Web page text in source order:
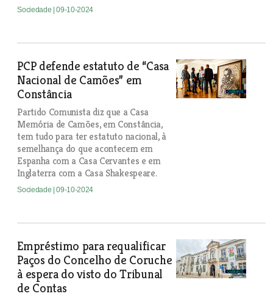
Sociedade | 09-10-2024
PCP defende estatuto de “Casa
Nacional de Camões” em
Constância
Partido Comunista diz que a Casa
Memória de Camões, em Constância,
tem tudo para ter estatuto nacional, à
semelhança do que acontecem em
Espanha com a Casa Cervantes e em
Inglaterra com a Casa Shakespeare.
Sociedade | 09-10-2024
Empréstimo para requalificar
Paços do Concelho de Coruche
à espera do visto do Tribunal
de Contas